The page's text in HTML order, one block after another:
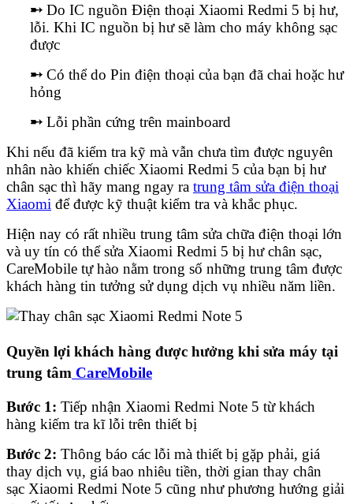
➸ Do IC nguồn Điện thoại Xiaomi Redmi 5 bị hư,
lỗi. Khi IC nguồn bị hư sẽ làm cho máy không sạc
được
➸ Có thể do Pin điện thoại của bạn đã chai hoặc hư
hỏng
➸ Lỗi phần cứng trên mainboard
Khi nếu đã kiểm tra kỹ mà vẫn chưa tìm được nguyên
nhân nào khiến chiếc Xiaomi Redmi 5 của bạn bị hư
chân sạc thì hãy mang ngay ra trung tâm sửa điện thoại
Xiaomi để được kỹ thuật kiểm tra và khắc phục.
Hiện nay có rất nhiều trung tâm sửa chữa điện thoại lớn
và uy tín có thể sửa Xiaomi Redmi 5 bị hư chân sạc,
CareMobile tự hào nằm trong số những trung tâm được
khách hàng tin tưởng sử dụng dịch vụ nhiều năm liền.
Quyền lợi khách hàng được hưởng khi sửa máy tại
trung tâm CareMobile
Bước 1: Tiếp nhận Xiaomi Redmi Note 5 từ khách
hàng kiếm tra kĩ lỗi trên thiết bị
Bước 2: Thông báo các lỗi mà thiết bị gặp phải, giá
thay dịch vụ, giá bao nhiêu tiền, thời gian thay chân
sạc Xiaomi Redmi Note 5 cũng như phương hướng giải